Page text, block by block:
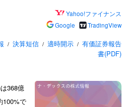
Yahoo!ファイナンス
Google
TradingView
/ 決算短信 / 適時開示 / 有価証券報告
書(PDF)
368億
100%で